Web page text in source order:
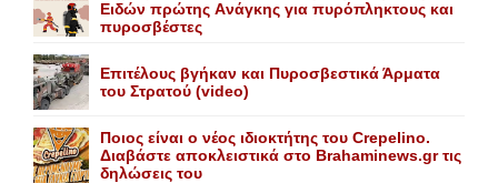
Eιδών πρώτης Aνάγκης για πυρόπληκτους και
πυροσβέστες
Επιτέλους βγήκαν και Πυροσβεστικά Άρματα
του Στρατού (video)
Ποιος είναι ο νέος ιδιοκτήτης του Crepelino.
Διαβάστε αποκλειστικά στο Brahaminews.gr τις
δηλώσεις του